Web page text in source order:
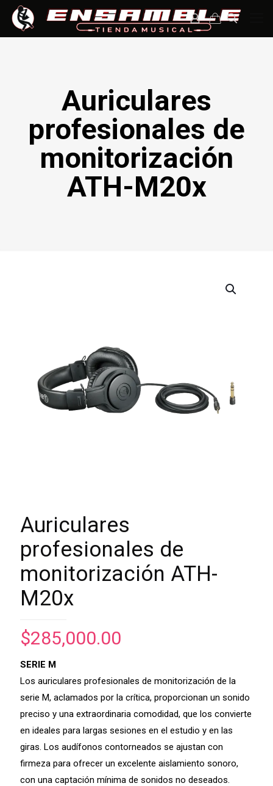
Auriculares
profesionales de
monitorización
ATH-M20x
Auriculares
profesionales de
monitorización ATH-
M20x
$285,000.00
SERIE M
Los auriculares profesionales de monitorización de la
serie M, aclamados por la crítica, proporcionan un sonido
preciso y una extraordinaria comodidad, que los convierte
en ideales para largas sesiones en el estudio y en las
giras. Los audífonos contorneados se ajustan con
firmeza para ofrecer un excelente aislamiento sonoro,
con una captación mínima de sonidos no deseados.